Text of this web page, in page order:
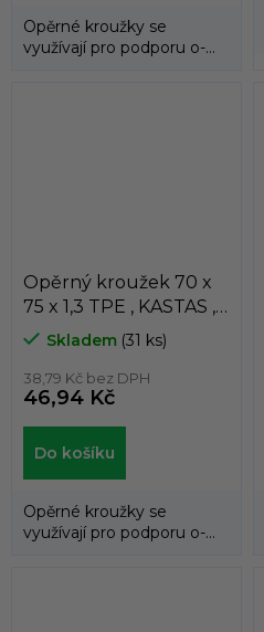
Opěrné kroužky se
využívají pro podporu o-
Opěrný kroužek 70 x
75 x 1,3 TPE , KASTAS ,
K81-070
Skladem (31 ks)
38,79 Kč bez DPH
46,94 Kč
Do košíku
Opěrné kroužky se
využívají pro podporu o-